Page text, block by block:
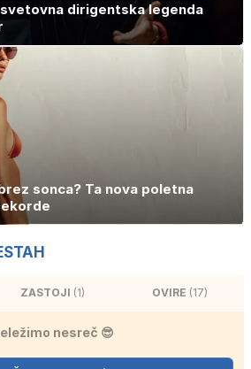
dirigentska legenda
sonca? Ta nova poletna
ZASTOJI (1) OVIRE (17)
nesreč 😎